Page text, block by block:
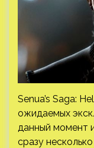
Senua’s Saga:
ожидаемых
данный момент
сразу